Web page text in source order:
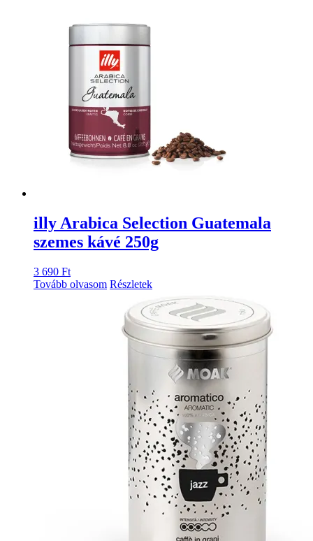
illy Arabica Selection Guatemala
szemes kávé 250g
3 690 Ft
Tovább olvasom Részletek